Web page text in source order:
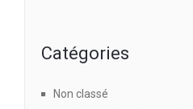
Catégories
Non classé